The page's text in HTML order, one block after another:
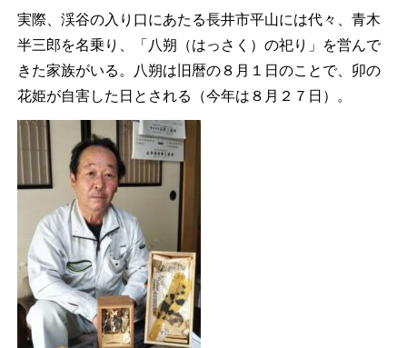
実際、渓谷の入り口にあたる長井市平山には代々、青木
半三郎を名乗り、「八朔（はっさく）の祀り」を営んで
きた家族がいる。八朔は旧暦の８月１日のことで、卯の
花姫が自害した日とされる（今年は８月２７日）。